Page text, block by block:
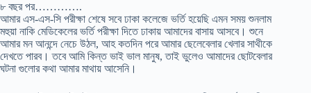
৮ বছর পর………….
আমার এস-এস-সি পরীক্ষা শেষে সবে ঢাকা কলেজে ভর্তি হয়েছি এমন সময় শুনলাম
মহুয়া নাকি মেডিকেলের ভর্তি পরীক্ষা দিতে ঢাকায় আমাদের বাসায় আসবে। শুনে
আমার মন আনন্দে নেচে উঠল, আহ কতদিন পরে আমার ছেলেবেলার খেলার সাথীকে
দেখতে পারব। তবে আমি কিন্ত ভাই ভাল মানুষ, তাই ভুলেও আমাদের ছোটবেলার
ঘটনা গুলোর কথা আমার মাথায় আসেনি।